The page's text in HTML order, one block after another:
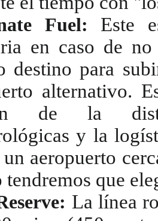
Fuel: Este
en caso de
destino para
alternativo.
de la
y la
aeropuerto
tendremos que
La línea